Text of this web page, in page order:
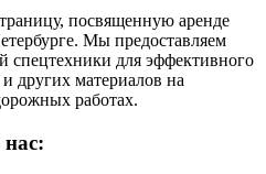
посвященную аренде
Мы предоставляем
спецтехники для эффективного
других материалов на
работах.